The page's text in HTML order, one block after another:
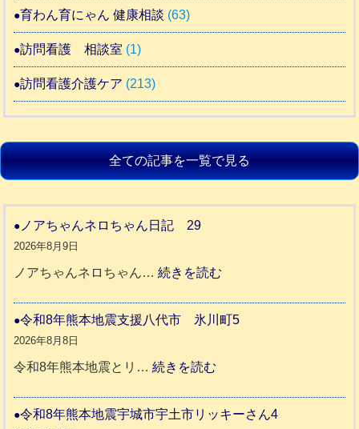
育わん育にゃん 健康相談 (63)
訪問看護 相談室 (1)
訪問看護介護ケア (213)
全ての記事を一覧で見る
ノアちゃんネロちゃん日記 29
2026年8月9日
ノアちゃんネロちゃん…続きを読む
ア
ネ
令和8年熊本地震支援八代市 氷川町5
2026年8月8日
令和8年熊本地震とリ…続きを読む
和
令和8年熊本地震宇城市宇土市リッキーさん4